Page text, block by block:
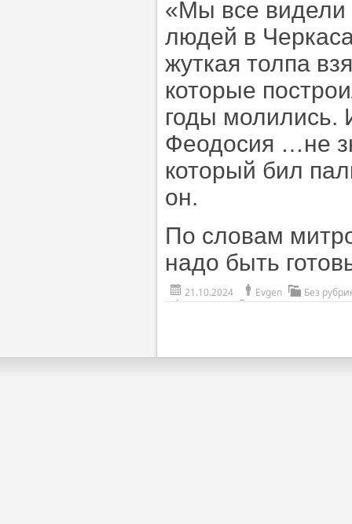
«Мы все видели
людей в
жуткая толпа
которые
годы молились.
Феодосия …не
который бил
он.
По словам
надо быть
21.10.2024 Evgen Без